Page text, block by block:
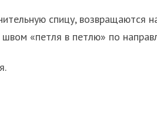
спицу, возвращаются
«петля в петлю» по